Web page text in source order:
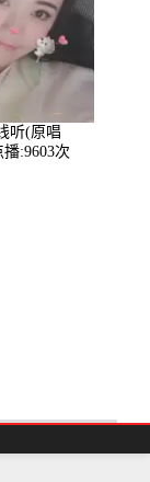
听(原唱
:9603次